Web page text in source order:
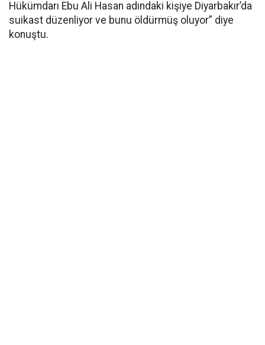
Hükümdarı Ebu Ali Hasan adındaki kişiye Diyarbakır’da
suikast düzenliyor ve bunu öldürmüş oluyor” diye
konuştu.